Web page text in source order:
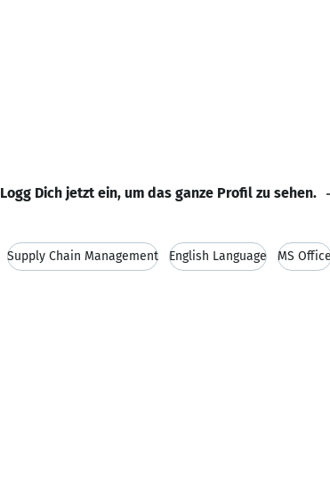
Logg Dich jetzt ein, um das ganze Profil zu sehen.
Supply Chain Management English Language MS